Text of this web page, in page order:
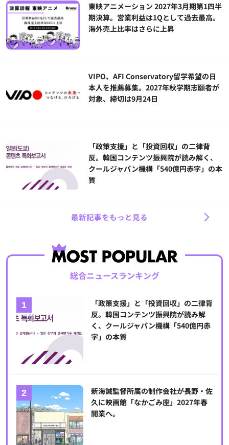
東映アニメーション 2027年3月期第1四半
期決算。営業利益は1Qとして過去最高。
海外売上比率はさらに上昇
VIPO、AFI Conservatory留学希望の日
本人を推薦募集。2027年秋学期志願者が
対象、締切は9月24日
「政策支援」と「投資回収」の二律背
反。韓国コンテンツ振興院が読み解く、
クールジャパン機構「540億円赤字」の本
質
最新記事をもっと見る
総合ニュースランキング
「政策支援」と「投資回収」の二律背
反。韓国コンテンツ振興院が読み解
く、クールジャパン機構「540億円赤
字」の本質
新海誠監督所属の制作会社が長野・佐
久に映画館「なかごみ座」2027年春
開業へ。